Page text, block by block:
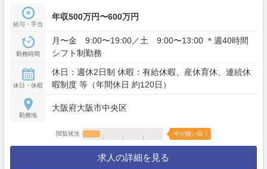
給与・手当
年収500万円〜600万円
勤務時間
月〜金 9:00〜19:00／土 9:00〜13:00 ＊週40時間
シフト制勤務
休日・休暇
休日：週休2日制 休暇：有給休暇、産休育休、連続休
暇制度 等（年間休日 約120日）
勤務地
大阪府大阪市中央区
閲覧状況 今が狙い目！
求人の詳細を見る